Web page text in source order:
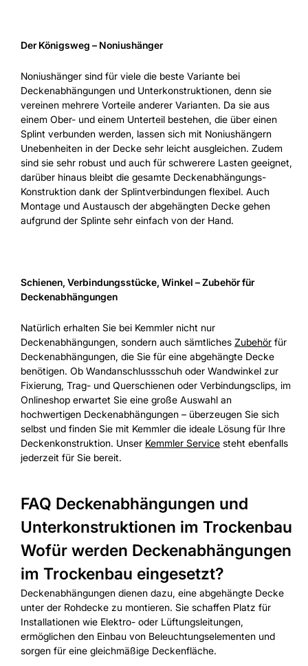
Der Königsweg – Noniushänger
Noniushänger sind für viele die beste Variante bei
Deckenabhängungen und Unterkonstruktionen, denn sie
vereinen mehrere Vorteile anderer Varianten. Da sie aus
einem Ober- und einem Unterteil bestehen, die über einen
Splint verbunden werden, lassen sich mit Noniushängern
Unebenheiten in der Decke sehr leicht ausgleichen. Zudem
sind sie sehr robust und auch für schwerere Lasten geeignet,
darüber hinaus bleibt die gesamte Deckenabhängungs-
Konstruktion dank der Splintverbindungen flexibel. Auch
Montage und Austausch der abgehängten Decke gehen
aufgrund der Splinte sehr einfach von der Hand.
Schienen, Verbindungsstücke, Winkel – Zubehör für
Deckenabhängungen
Natürlich erhalten Sie bei Kemmler nicht nur
Deckenabhängungen, sondern auch sämtliches Zubehör für
Deckenabhängungen, die Sie für eine abgehängte Decke
benötigen. Ob Wandanschlussschuh oder Wandwinkel zur
Fixierung, Trag- und Querschienen oder Verbindungsclips, im
Onlineshop erwartet Sie eine große Auswahl an
hochwertigen Deckenabhängungen – überzeugen Sie sich
selbst und finden Sie mit Kemmler die ideale Lösung für Ihre
Deckenkonstruktion. Unser Kemmler Service steht ebenfalls
jederzeit für Sie bereit.
FAQ Deckenabhängungen und
Unterkonstruktionen im Trockenbau
Wofür werden Deckenabhängungen
im Trockenbau eingesetzt?
Deckenabhängungen dienen dazu, eine abgehängte Decke
unter der Rohdecke zu montieren. Sie schaffen Platz für
Installationen wie Elektro- oder Lüftungsleitungen,
ermöglichen den Einbau von Beleuchtungselementen und
sorgen für eine gleichmäßige Deckenfläche.